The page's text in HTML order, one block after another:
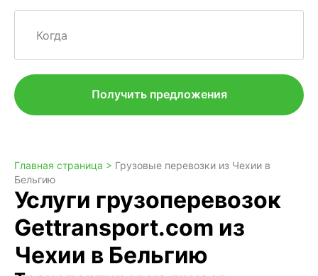
Когда
Получить предложения
Главная страница > Грузовые перевозки из Чехии в
Бельгию
Услуги грузоперевозок
Gettransport.com из
Чехии в Бельгию